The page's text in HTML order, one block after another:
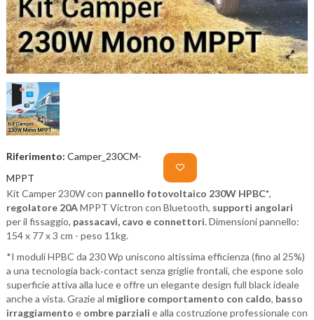
Riferimento: Camper_230CM-
MPPT
Kit Camper 230W con pannello fotovoltaico 230W HPBC*,
regolatore 20AMPPT Victron con Bluetooth, supporti angolari
per il fissaggio, passacavi, cavo e connettori. Dimensioni pannello:
154 x 77 x 3 cm - peso 11kg.
*I moduli HPBC da 230 Wp uniscono altissima efficienza (fino al 25%)
a una tecnologia back‑contact senza griglie frontali, che espone solo
superficie attiva alla luce e offre un elegante design full black ideale
anche a vista. Grazie al migliore comportamento con caldo, basso
irraggiamento e ombre parziali e alla costruzione professionale con